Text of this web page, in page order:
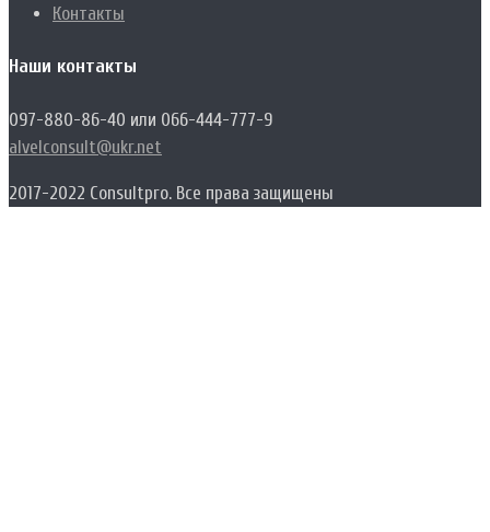
Контакты
Наши контакты
097-880-86-40 или 066-444-777-9
alvelconsult@ukr.net
2017-2022 Consultpro. Все права защищены